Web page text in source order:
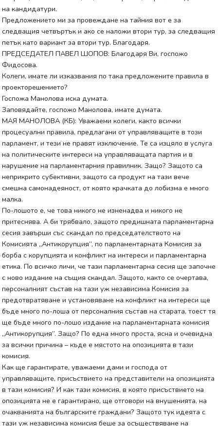
на кандидатури.
Предложението ми за провеждане на тайния вот е за
следващия четвъртък и ако се наложи втори тур, за следващия
петък като вариант за втори тур. Благодаря.
ПРЕДСЕДАТЕЛ ПАВЕЛ ШОПОВ: Благодаря Ви, госпожо
Фидосова.
Колеги, имате ли изказвания по така предложените правила в
проекторешението?
Госпожа Манолова иска думата.
Заповядайте, госпожо Манолова, имате думата.
МАЯ МАНОЛОВА (КБ): Уважаеми колеги, както всички
процесуални правила, предлагани от управляващите в този
парламент, и тези не правят изключение. Те са изцяло в услуга
на политическите интереси на управляващата партия и в
нарушение на парламентарния правилник. Защо? Защото са
неприкрито субективни, защото са продукт на тази вече
смешна самонадеяност, от която крачката до лобизма е много
малка.
По-лошото е, че това никого не изненадва и никого не
притеснява. А би трябвало, защото предишната парламентарна
сесия завърши със скандал по председателството на
Комисията „Антикорупция”, по парламентарната Комисия за
борба с корупцията и конфликт на интереси и парламентарна
етика. По всичко личи, че тази парламентарна сесия ще започне
с ново издание на същия скандал. Защото, както се очертава,
персоналният състав на тази уж независима Комисия за
предотвратяване и установяване на конфликт на интереси ще
бъде много по-лоша от персоналния състав на старата, тоест тя
ще бъде много по-лошо издание на парламентарната комисия
„Антикорупция”. Защо? По една много проста, ясна и очевидна
за всички причина – къде е мястото на опозицията в тази
комисия.
Как ще гарантирате, уважаеми дами и господа от
управляващите, присъствието на представители на опозицията
в тази комисия? И как тази комисия, в която присъствието на
опозицията не е гарантирано, ще отговори на внушенията, на
очакванията на българските граждани? Защото тук идеята с
тази уж независима комисия беше за осъществяване на